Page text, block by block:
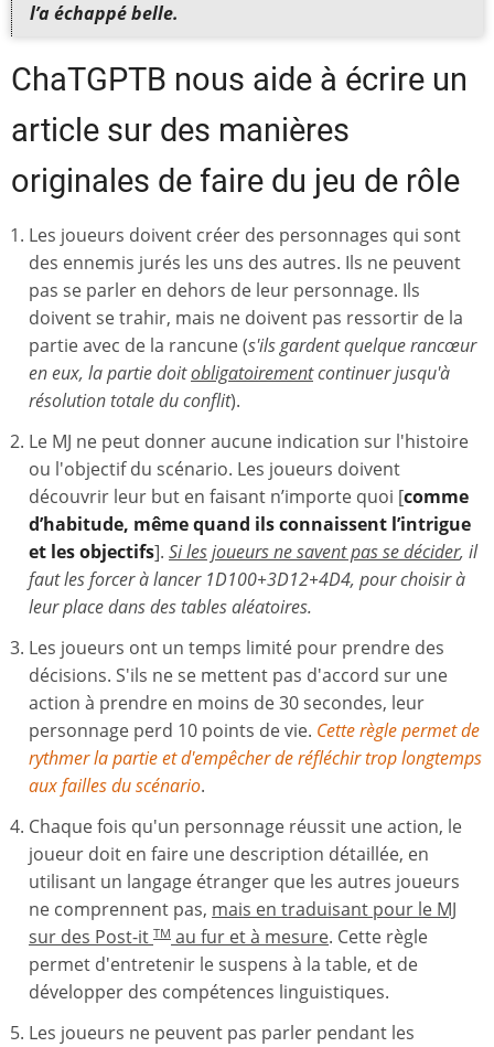
l’a échappé belle.
ChaTGPTB nous aide à écrire un
article sur des manières
originales de faire du jeu de rôle
Les joueurs doivent créer des personnages qui sont
des ennemis jurés les uns des autres. Ils ne peuvent
pas se parler en dehors de leur personnage. Ils
doivent se trahir, mais ne doivent pas ressortir de la
partie avec de la rancune (s'ils gardent quelque rancœur
en eux, la partie doitobligatoirementcontinuer jusqu'à
résolution totale du conflit).
Le MJ ne peut donner aucune indication sur l'histoire
ou l'objectif du scénario. Les joueurs doivent
découvrir leur but en faisant n’importe quoi [comme
d’habitude, même quand ils connaissent l’intrigue
et les objectifs]. Si les joueurs ne savent pas se décider, il
faut les forcer à lancer 1D100+3D12+4D4, pour choisir à
leur place dans des tables aléatoires.
Les joueurs ont un temps limité pour prendre des
décisions. S'ils ne se mettent pas d'accord sur une
action à prendre en moins de 30 secondes, leur
personnage perd 10 points de vie. Cette règle permet de
rythmer la partie et d'empêcher de réfléchir trop longtemps
aux failles du scénario.
Chaque fois qu'un personnage réussit une action, le
joueur doit en faire une description détaillée, en
utilisant un langage étranger que les autres joueurs
ne comprennent pas, mais en traduisant pour le MJ
sur des Post-it TM au fur et à mesure. Cette règle
permet d'entretenir le suspens à la table, et de
développer des compétences linguistiques.
Les joueurs ne peuvent pas parler pendant les